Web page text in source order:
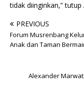
tidak diinginkan,” tutup
PREVIOUS
Forum Musrenbang
Anak dan Taman
Alexander